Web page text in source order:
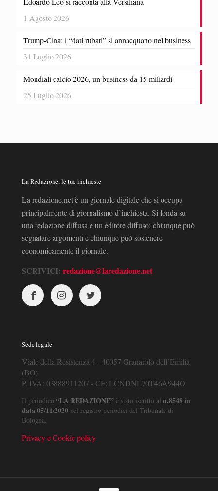
1 Agosto 2026
Trump-Cina: i “dati rubati” si annacquano nel business
31 Luglio 2026
Mondiali calcio 2026, un business da 15 miliardi
25 Luglio 2026
La Redazione, le tue inchieste
La redazione.net è un giornale digitale che si occupa
principalmente di giornalismo d’inchiesta. Si fonda su
una redazione diffusa e un editore diffuso: chiunque può
segnalare argomenti e chiunque può sostenere
economicamente il giornale.
SCRIVICI: redazione@laredazione.net
Sede legale
Viale della Resistenza 4 - 40057 Granarolo dell’Emilia
(BO)
P. IVA: 03888911207 - CF: LCNDNL70T46A944O
Il periodico “LA REDAZIONE” è stato iscritto al n.8548 in
data 05/11/2020 nel registro periodici del Tribunale di
Bologna.
Privacy e Cookie policy